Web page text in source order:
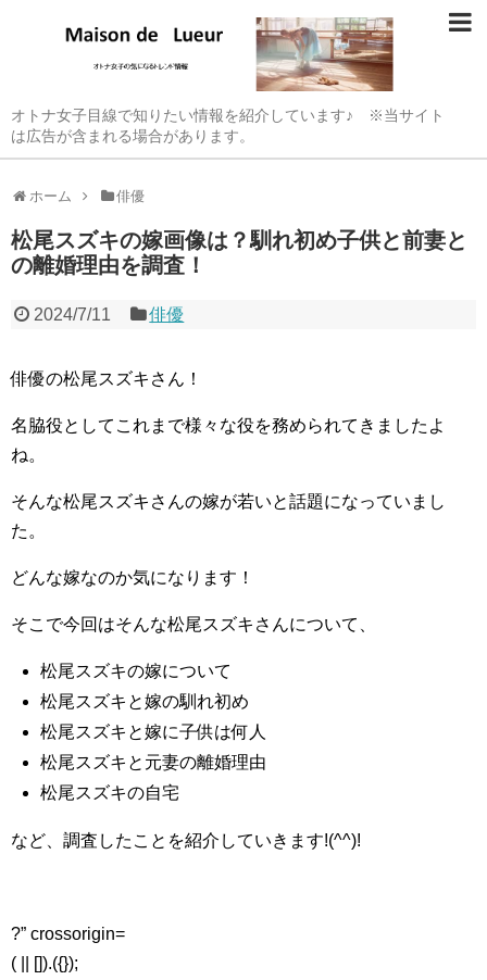
オトナ女子目線で知りたい情報を紹介しています♪ ※当サイト
は広告が含まれる場合があります。
ホーム 俳優
松尾スズキの嫁画像は？馴れ初め子供と前妻と
の離婚理由を調査！
2024/7/11 俳優
俳優の松尾スズキさん！
名脇役としてこれまで様々な役を務められてきましたよ
ね。
そんな松尾スズキさんの嫁が若いと話題になっていまし
た。
どんな嫁なのか気になります！
そこで今回はそんな松尾スズキさんについて、
松尾スズキの嫁について
松尾スズキと嫁の馴れ初め
松尾スズキと嫁に子供は何人
松尾スズキと元妻の離婚理由
松尾スズキの自宅
など、調査したことを紹介していきます!(^^)!
?” crossorigin=
( || []).({});